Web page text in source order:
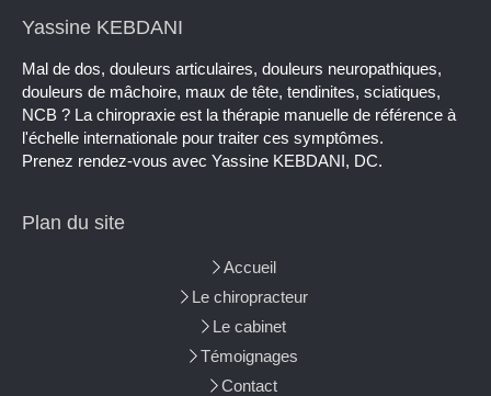
Yassine KEBDANI
Mal de dos, douleurs articulaires, douleurs neuropathiques,
douleurs de mâchoire, maux de tête, tendinites, sciatiques,
NCB ? La chiropraxie est la thérapie manuelle de référence à
l'échelle internationale pour traiter ces symptômes.
Prenez rendez-vous avec Yassine KEBDANI, DC.
Plan du site
Accueil
Le chiropracteur
Le cabinet
Témoignages
Contact